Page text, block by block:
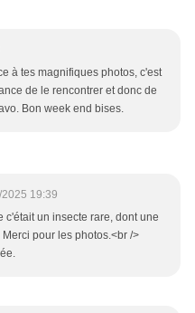
à tes magnifiques photos, c'est
de le rencontrer et donc de
Bon week end bises.
19:39
c'était un insecte rare, dont une
pour les photos.<br />